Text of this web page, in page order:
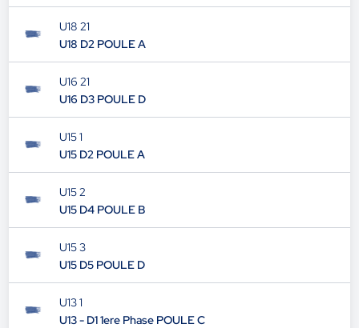
U18 21
U18 D2 POULE A
U16 21
U16 D3 POULE D
U15 1
U15 D2 POULE A
U15 2
U15 D4 POULE B
U15 3
U15 D5 POULE D
U13 1
U13 - D1 1ere Phase POULE C